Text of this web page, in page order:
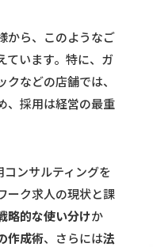
から、このようなご
ています。特に、ガ
などの店舗では、
、採用は経営の最重
ンサルティングを
ーク求人の現状と課
略的な使い分けか
作成術、さらには法